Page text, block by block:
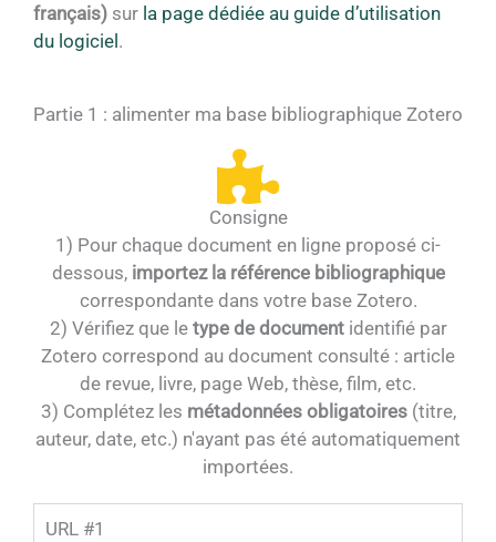
français) sur la page dédiée au guide d’utilisation
du logiciel .
Partie 1 : alimenter ma base bibliographique Zotero
Consigne
1) Pour chaque document en ligne proposé ci-
dessous, importez la référence bibliographique
correspondante dans votre base Zotero.
2) Vérifiez que le type de documentidentifié par
Zotero correspond au document consulté : article
de revue, livre, page Web, thèse, film, etc.
3) Complétez les métadonnées obligatoires(titre,
auteur, date, etc.) n'ayant pas été automatiquement
importées.
URL #1